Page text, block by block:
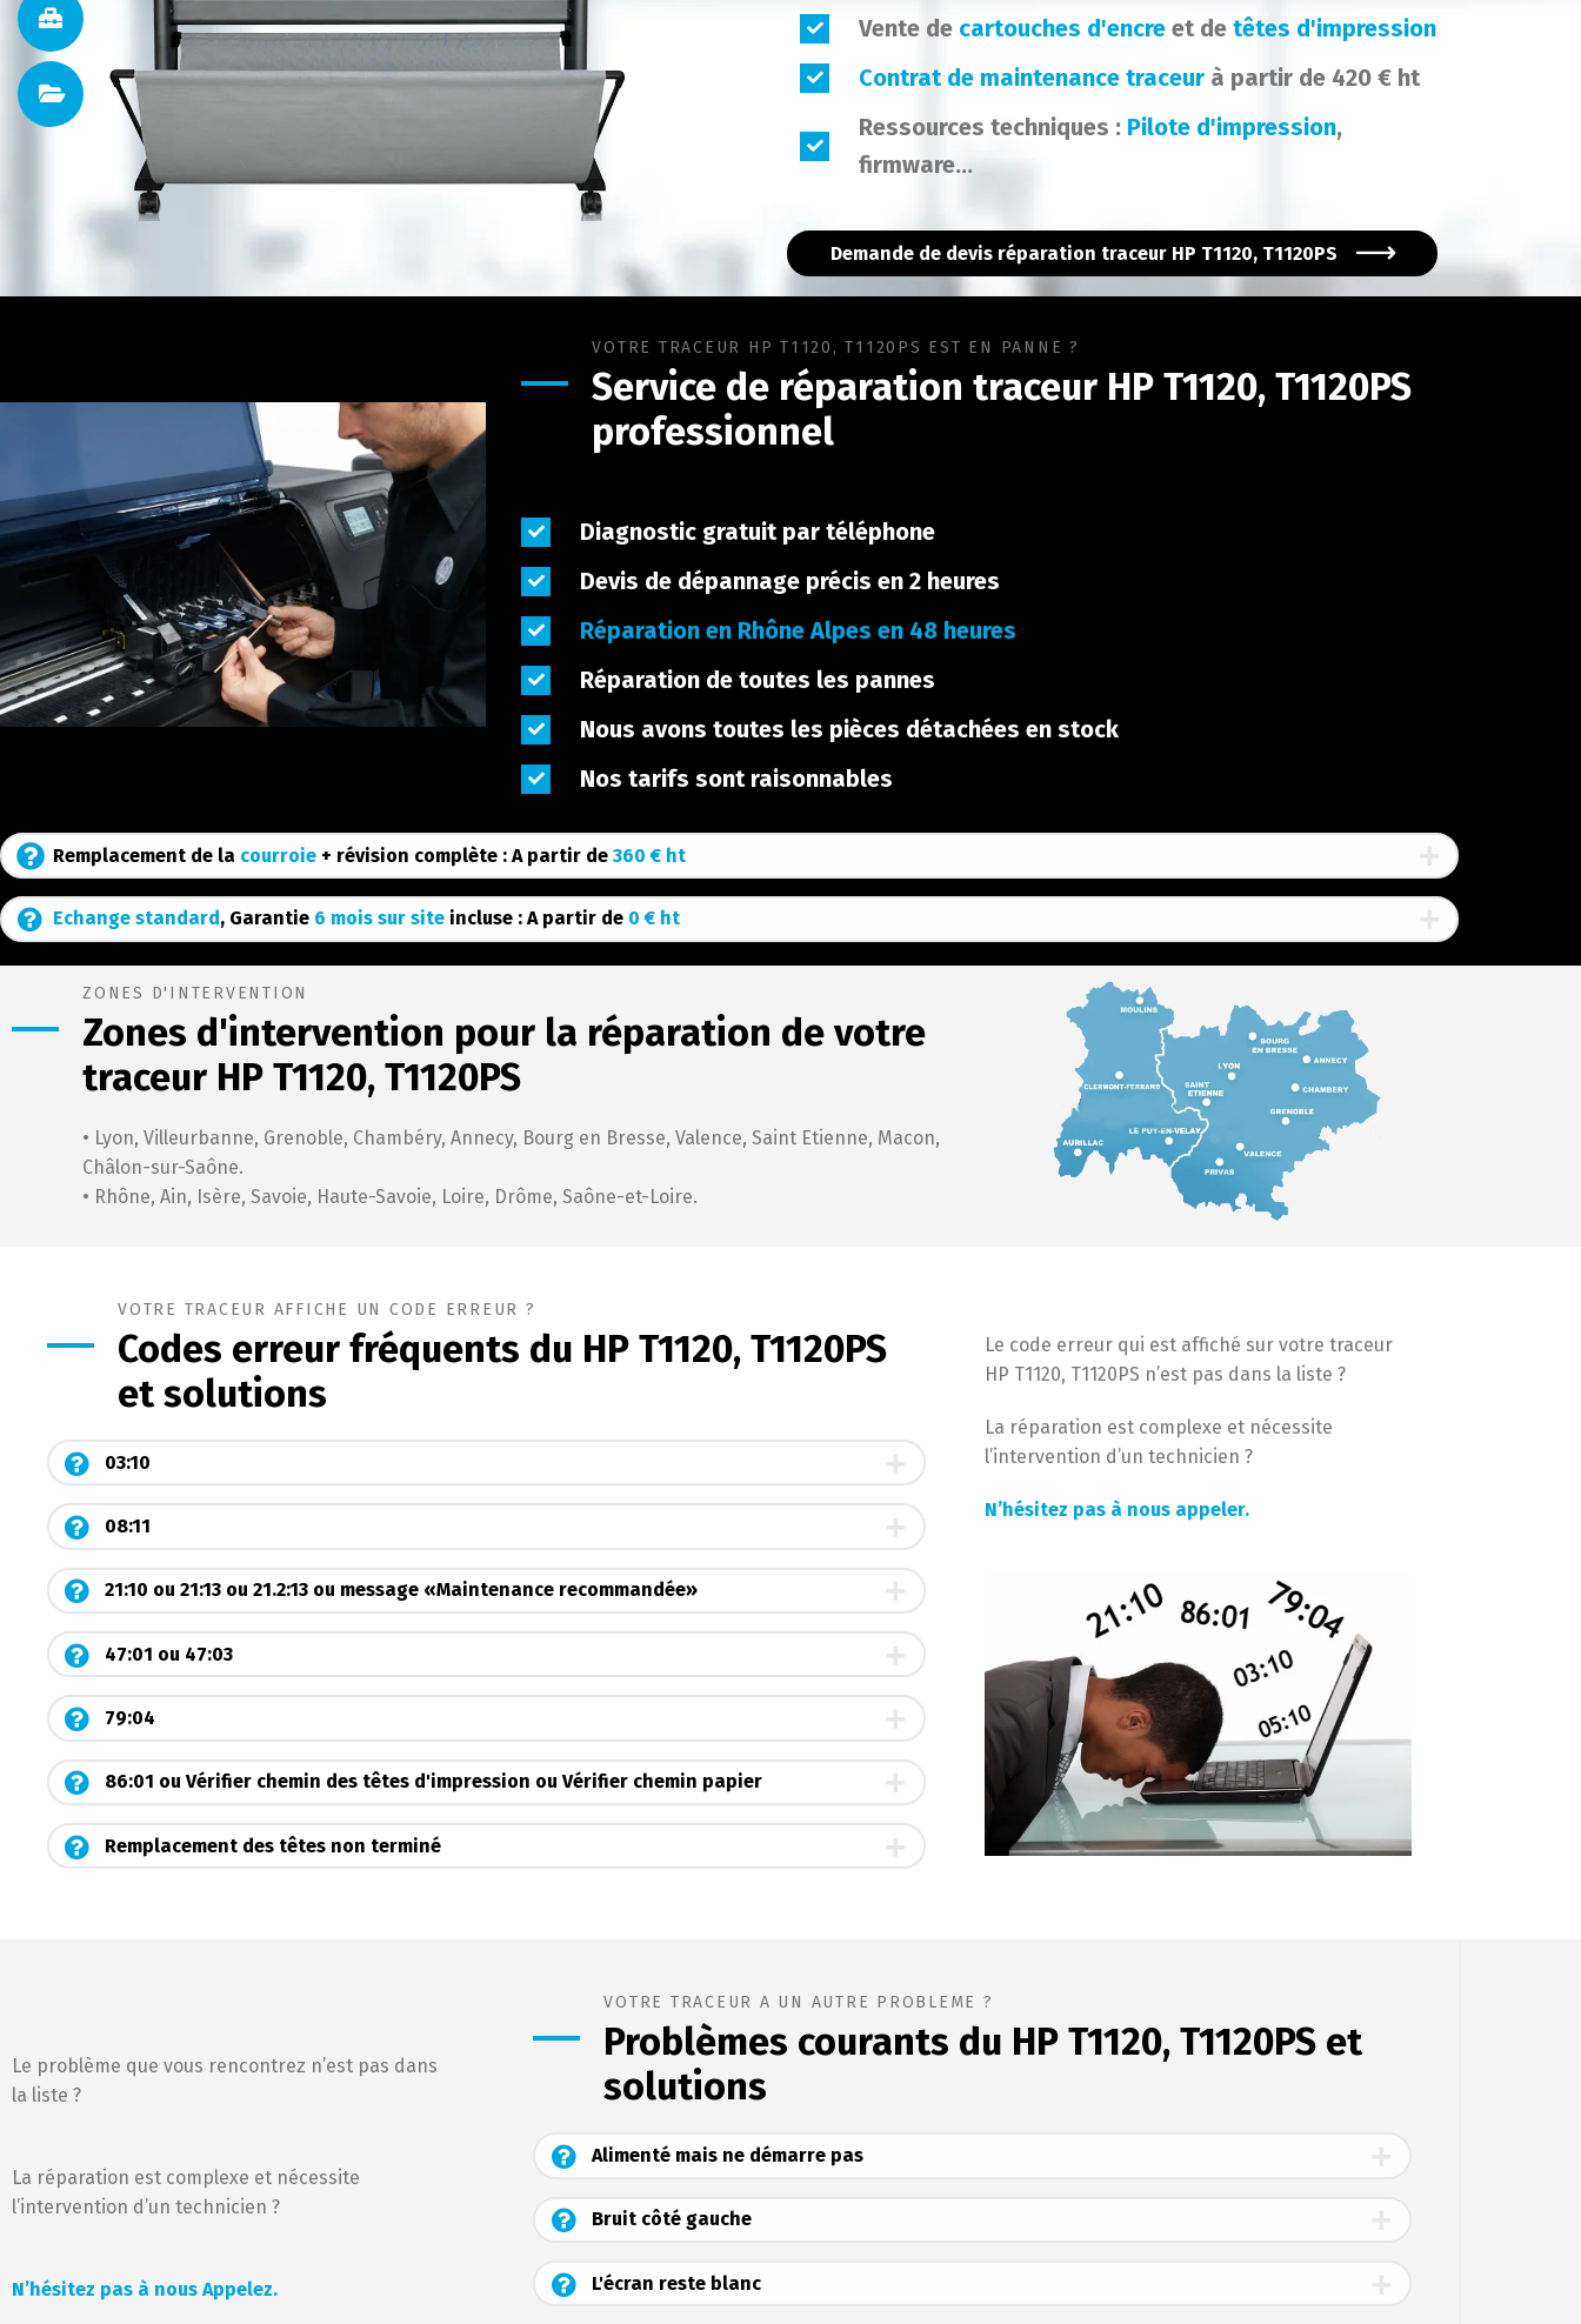
Vente de cartouches d'encre et de têtes d'impression
Contrat de maintenance traceur à partir de 420 € ht
Ressources techniques : Pilote d'impression,
firmware...
Demande de devis réparation traceur HP T1120, T1120PS
VOTRE TRACEUR HP T1120, T1120PS EST EN PANNE ?
Service de réparation traceur HP T1120, T1120PS
professionnel
Diagnostic gratuit par téléphone
Devis de dépannage précis en 2 heures
Réparation en Rhône Alpes en 48 heures
Réparation de toutes les pannes
Nous avons toutes les pièces détachées en stock
Nos tarifs sont raisonnables
Remplacement de la courroie + révision complète : A partir de360 € ht
Echange standard , Garantie 6 mois sur site incluse : A partir de 0 € ht
ZONES D'INTERVENTION
Zones d'intervention pour la réparation de votre
traceur HP T1120, T1120PS
• Lyon, Villeurbanne, Grenoble, Chambéry, Annecy, Bourg en Bresse, Valence, Saint Etienne, Macon,
Châlon-sur-Saône.
• Rhône, Ain, Isère, Savoie, Haute-Savoie, Loire, Drôme, Saône-et-Loire.
VOTRE TRACEUR AFFICHE UN CODE ERREUR ?
Codes erreur fréquents du HP T1120, T1120PS
et solutions
03:10
08:11
21:10 ou 21:13 ou 21.2:13 ou message «Maintenance recommandée»
47:01 ou 47:03
79:04
86:01 ou Vérifier chemin des têtes d'impression ou Vérifier chemin papier
Remplacement des têtes non terminé
Le code erreur qui est affiché sur votre traceur
HP T1120, T1120PS n’est pas dans la liste ?
La réparation est complexe et nécessite
l’intervention d’un technicien ?
N’hésitez pas à nous appeler.
Le problème que vous rencontrez n’est pas dans
la liste ?
La réparation est complexe et nécessite
l’intervention d’un technicien ?
N’hésitez pas à nous Appelez.
VOTRE TRACEUR A UN AUTRE PROBLEME ?
Problèmes courants du HP T1120, T1120PS et
solutions
Alimenté mais ne démarre pas
Bruit côté gauche
L'écran reste blanc